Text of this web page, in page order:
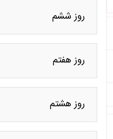
روز ششم
روز هفتم
روز هشتم